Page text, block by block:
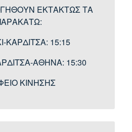
ΕΚΤΑΚΤΩΣ ΤΑ
ΚΑΡΔΙΤΣΑ: 15:15
ΑΘΗΝΑ: 15:30
ΚΙΝΗΣΗΣ